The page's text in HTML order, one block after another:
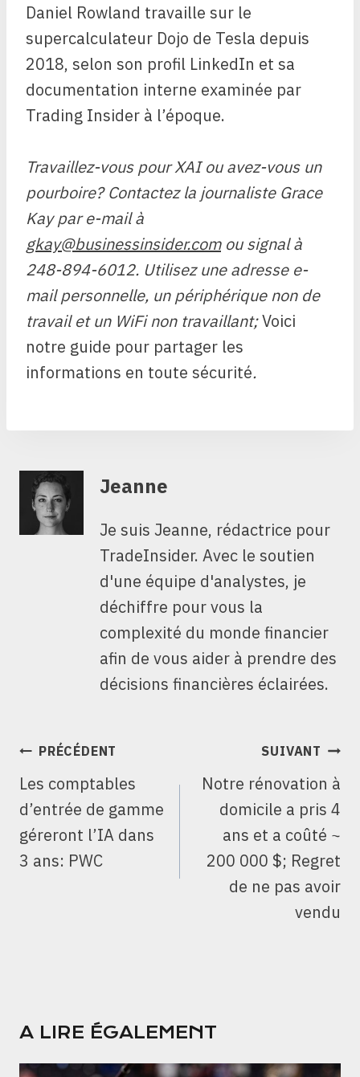
Daniel Rowland travaille sur le
supercalculateur Dojo de Tesla depuis
2018, selon son profil LinkedIn et sa
documentation interne examinée par
Trading Insider à l’époque.
Travaillez-vous pour XAI ou avez-vous un
pourboire? Contactez la journaliste Grace
Kay par e-mail à
gkay@businessinsider.comou signal à
248-894-6012. Utilisez une adresse e-
mail personnelle, un périphérique non de
travail et un WiFi non travaillant;Voici
notre guide pour partager les
informations en toute sécurité.
Jeanne
Je suis Jeanne, rédactrice pour
TradeInsider. Avec le soutien
d'une équipe d'analystes, je
déchiffre pour vous la
complexité du monde financier
afin de vous aider à prendre des
décisions financières éclairées.
NAVIGATION
L’ARTICLE
PRÉCÉDENT
Les comptables
d’entrée de gamme
géreront l’IA dans
3 ans: PWC
SUIVANT
Notre rénovation à
domicile a pris 4
ans et a coûté ~
200 000 $; Regret
de ne pas avoir
vendu
A LIRE ÉGALEMENT